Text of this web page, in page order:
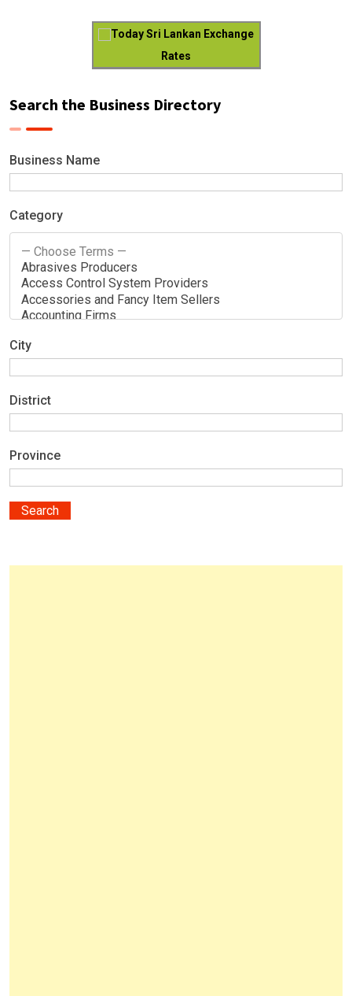
Today Sri Lankan Exchange
Rates
Search the Business Directory
Business Name
Category
City
District
Province